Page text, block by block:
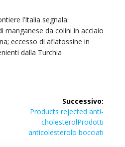
l’Italia segnala:
manganese da colini in acciaio
eccesso di aflatossine in
dalla Turchia
Successivo:
Articolo
successivo:
Products rejected anti-
cholesterolProdotti
anticolesterolo bocciati